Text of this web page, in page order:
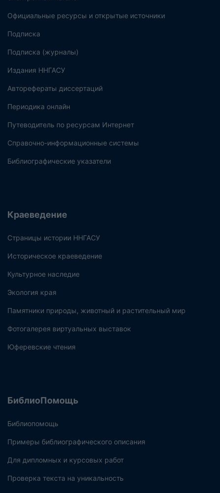
Официальные ресурсы и открытые источники
Подписка
Подписка (журналы)
Издания ННГАСУ
Авторефераты диссертаций
Периодика онлайн
Путеводитель по ресурсам Интернет
Справочно-информационные системы
Библиографические указатели
Краеведение
Страницы истории ННГАСУ
Историческое краеведение
Культурное наследие
Экология края
Памятники природы, животный и растительный мир
Фотогалерея виртуальных выставок
Юферевские чтения
БиблиоПомощь
Библиопомощь
Примеры библиографического описания
Для дипломных и курсовых работ
Проверка текста на уникальность